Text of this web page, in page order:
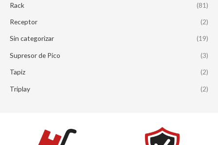
Rack (81)
Receptor (2)
Sin categorizar (19)
Supresor de Pico (3)
Tapiz (2)
Triplay (2)